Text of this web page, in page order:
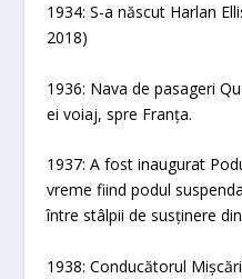
1934: S-a născut Harlan
2018)
1936: Nava de pasageri
ei voiaj, spre Franța.
1937: A fost inaugurat
vreme fiind podul
între stâlpii de susținere
1938: Conducătorul